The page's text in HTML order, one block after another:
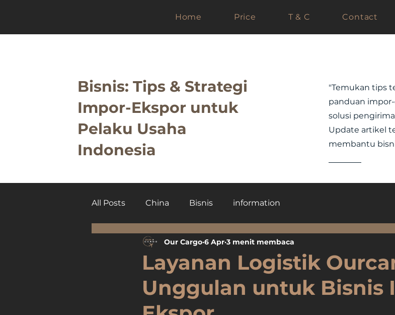
Home Price T & C Contact
Bisnis: Tips & Strategi
Impor-Ekspor untuk
Pelaku Usaha
Indonesia
"Temukan tips
panduan
solusi
Update artikel
membantu
All Posts China Bisnis information
Layanan Logistik
Unggulan untuk Bisnis
Our Cargo 6 Apr 3 menit membaca